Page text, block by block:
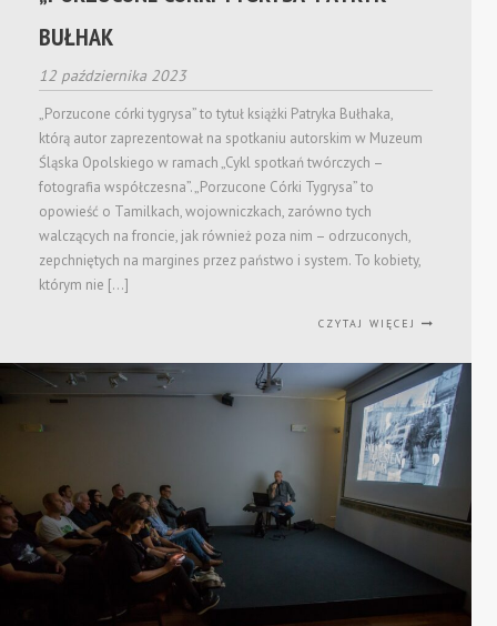
BUŁHAK
12 października 2023
„Porzucone córki tygrysa” to tytuł książki Patryka Bułhaka,
którą autor zaprezentował na spotkaniu autorskim w Muzeum
Śląska Opolskiego w ramach „Cykl spotkań twórczych –
fotografia współczesna”. „Porzucone Córki Tygrysa” to
opowieść o Tamilkach, wojowniczkach, zarówno tych
walczących na froncie, jak również poza nim – odrzuconych,
zepchniętych na margines przez państwo i system. To kobiety,
którym nie […]
CZYTAJ WIĘCEJ